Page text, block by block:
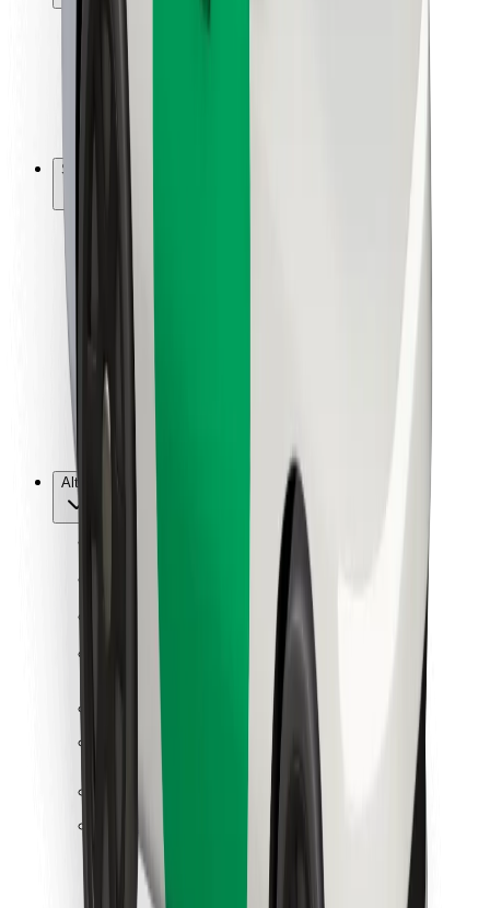
Posizioni
Soluzioni Per la Città
Stazioni di ricarica
Supporto
Per i Guidatori
Per i conducenti
Bolt Food
Per i proprietari di flotta
Per ristoranti
Bolt per le aziende
Altro
Termini e condizioni
Sicurezza
Fai una corsa in pochi minuti!
Scarica Bolt
Trova il tuo cibo preferito!
Scarica Bolt